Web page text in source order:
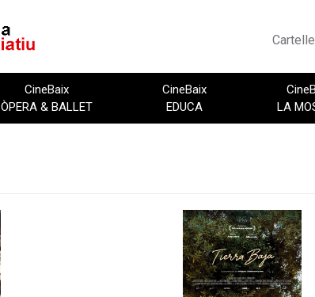
CineBaix
ÒPERA & BALLET
CineBaix
EDUCA
LA